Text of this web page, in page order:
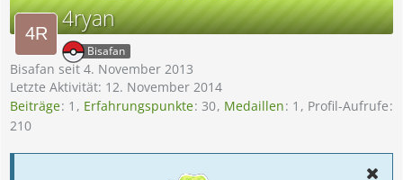
4ryan
Bisafan
Bisafan seit 4. November 2013
Letzte Aktivität: 12. November 2014
Beiträge 1 Erfahrungspunkte 30 Medaillen 1
Profil-Aufrufe
210